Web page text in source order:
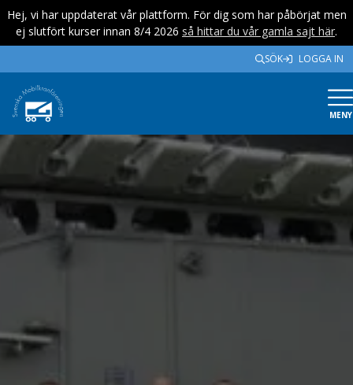
Hej, vi har uppdaterat vår plattform. För dig som har påbörjat men
ej slutfört kurser innan 8/4 2026 så hittar du vår gamla sajt här.
SÖK LOGGA IN
MENY